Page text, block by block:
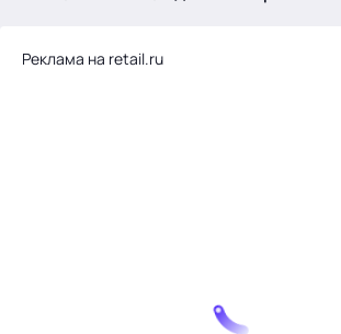
Реклама на retail.ru